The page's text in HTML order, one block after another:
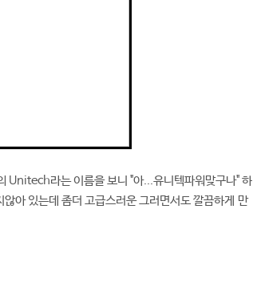
Unitech라는 이름을 보니 "아...유니텍파워맞구나" 하
아 있는데 좀더 고급스러운 그러면서도 깔끔하게 만